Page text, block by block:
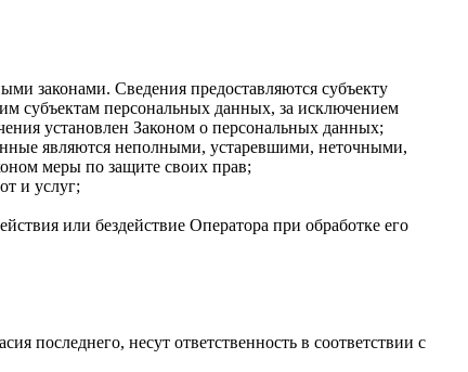
законами. Сведения предоставляются субъекту
субъектам персональных данных, за исключением
установлен Законом о персональных данных;
являются неполными, устаревшими, неточными,
меры по защите своих прав;
и услуг;
или бездействие Оператора при обработке его
последнего, несут ответственность в соответствии с